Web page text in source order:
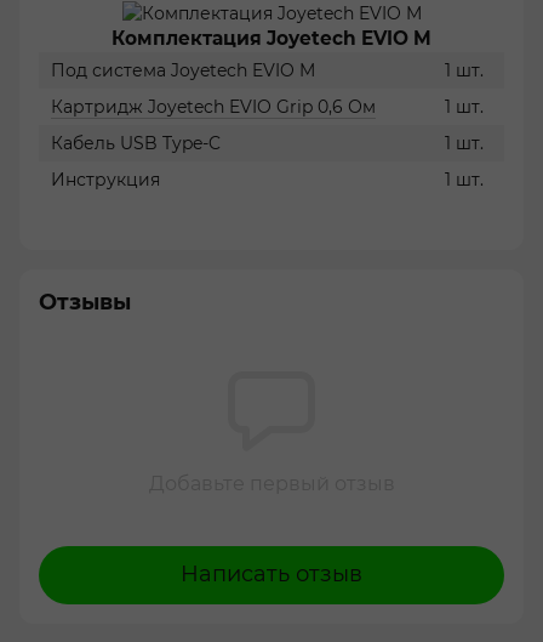
Комплектация Joyetech EVIO M
Под система Joyetech EVIO M
1 шт.
Картридж Joyetech EVIO Grip 0,6 Ом
1 шт.
Кабель USB Type-C
1 шт.
Инструкция
1 шт.
Отзывы
Написать отзыв